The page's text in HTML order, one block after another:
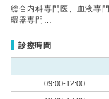
総合内科専門医、血液専
環器専門…
診療時間
09:00-12:00